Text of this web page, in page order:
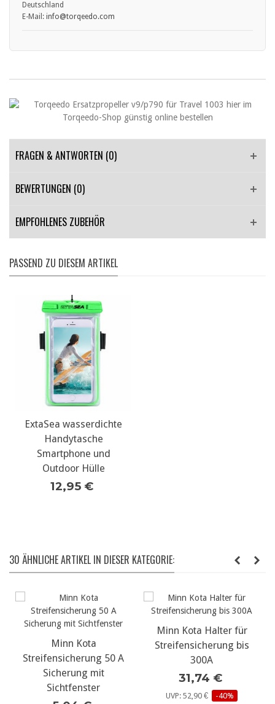
Deutschland
E-Mail: info@torqeedo.com
FRAGEN & ANTWORTEN (0)
BEWERTUNGEN (0)
EMPFOHLENES ZUBEHÖR
PASSEND ZU DIESEM ARTIKEL
ExtaSea wasserdichte
Handytasche
Smartphone und
Outdoor Hülle
12,95 €
30 ÄHNLICHE ARTIKEL IN DIESER KATEGORIE:
50 A
Minn Kota Halter für
Streifensicherung bis
300A
31,74 €
Torqeedo
für Travel
UVP: 314,01 €